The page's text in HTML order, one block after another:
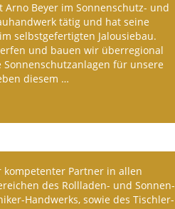
Arno Beyer im Sonnenschutz- und
tätig und hat seine
selbstgefertigten Jalousiebau.
und bauen wir überregional
für unsere
diesem …
kompetenter Partner in allen
des Rollladen- und Sonnen­
Handwerks, sowie des Tisch­ler­